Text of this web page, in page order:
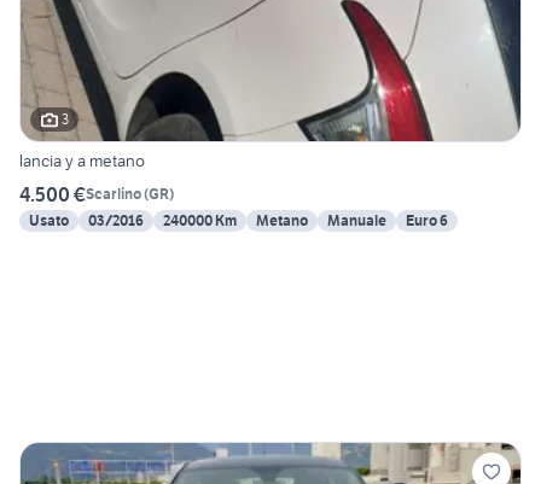
3
lancia y a metano
4.500 €Scarlino(GR)
Usato
03/2016 240000 Km Metano Manuale Euro 6